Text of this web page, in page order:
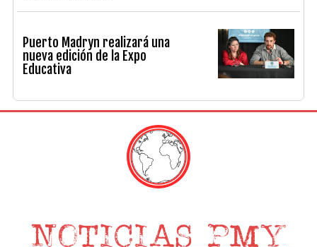
Puerto Madryn realizará una
nueva edición de la Expo
Educativa